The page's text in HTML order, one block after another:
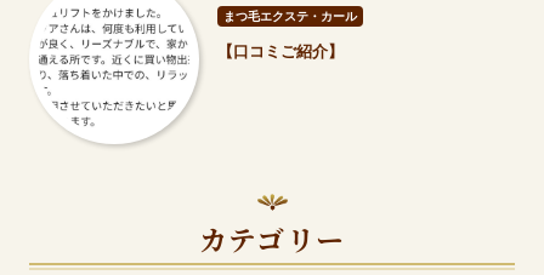
まつ毛エクステ・カール
【口コミご紹介】
カテゴリー